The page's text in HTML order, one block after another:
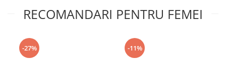
RECOMANDARI PENTRU FEMEI
-27% -11%